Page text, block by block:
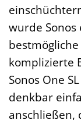
wurde
komplizierte
Sonos One
denkbar
anschließen,